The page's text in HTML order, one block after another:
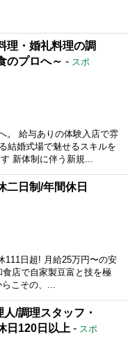
理・婚礼料理の調
のプロへ～ - スポ
。 給与ありの体験入店で雰
結婚式場で魅せるスキルを
新体制に伴う新規...
二日制/年間休日
111日超! 月給25万円〜の安
店で自家製豆富と技を極
こその、...
/調理スタッフ・
日120日以上 - スポ